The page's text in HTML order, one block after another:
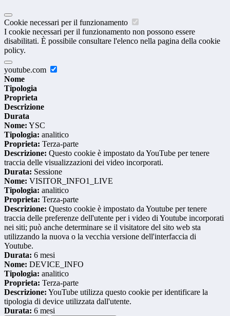
Cookie necessari per il funzionamento
I cookie necessari per il funzionamento non possono essere
disabilitati. È possibile consultare l'elenco nella pagina della cookie
policy.
youtube.com
Nome
Tipologia
Proprieta
Descrizione
Durata
Nome: YSC
Tipologia: analitico
Proprieta: Terza-parte
Descrizione: Questo cookie è impostato da YouTube per tenere
traccia delle visualizzazioni dei video incorporati.
Durata: Sessione
Nome: VISITOR_INFO1_LIVE
Tipologia: analitico
Proprieta: Terza-parte
Descrizione: Questo cookie è impostato da Youtube per tenere
traccia delle preferenze dell'utente per i video di Youtube incorporati
nei siti; può anche determinare se il visitatore del sito web sta
utilizzando la nuova o la vecchia versione dell'interfaccia di
Youtube.
Durata: 6 mesi
Nome: DEVICE_INFO
Tipologia: analitico
Proprieta: Terza-parte
Descrizione: YouTube utilizza questo cookie per identificare la
tipologia di device utilizzata dall'utente.
Durata: 6 mesi